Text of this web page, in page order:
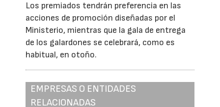
Los premiados tendrán preferencia en las
acciones de promoción diseñadas por el
Ministerio, mientras que la gala de entrega
de los galardones se celebrará, como es
habitual, en otoño.
EMPRESAS O ENTIDADES
RELACIONADAS